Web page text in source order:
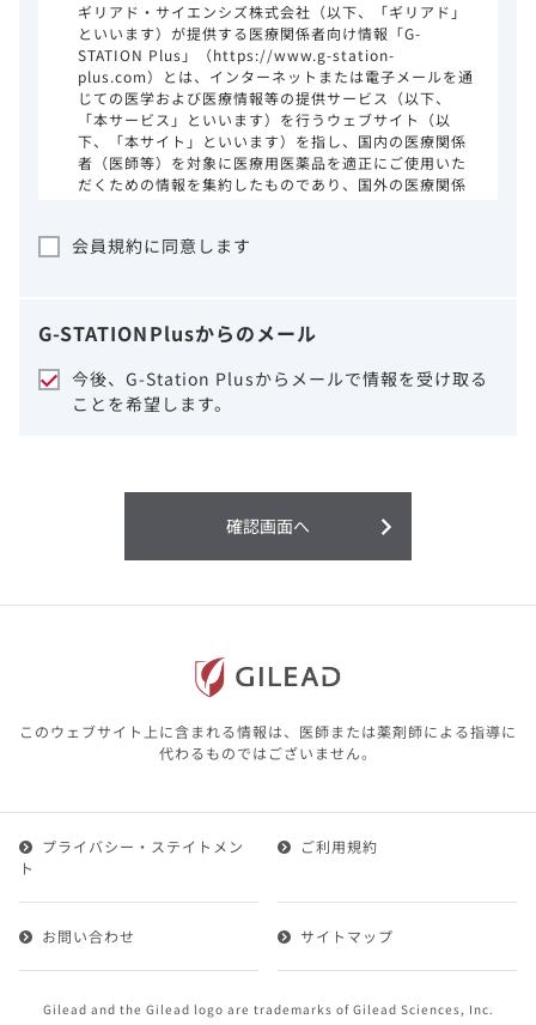
ギリアド・サイエンシズ株式会社（以下、「ギリアド」
といいます）が提供する医療関係者向け情報「G-
STATION Plus」（https://www.g-station-
plus.com）とは、インターネットまたは電子メールを通
じての医学および医療情報等の提供サービス（以下、
「本サービス」といいます）を行うウェブサイト（以
下、「本サイト」といいます）を指し、国内の医療関係
者（医師等）を対象に医療用医薬品を適正にご使用いた
だくための情報を集約したものであり、国外の医療関係
事項をご熟読いただき、同意された場合のみご利用くだ
ギリアドは、本サイトのコンテンツについて
細心の注意を払い、正確かつ最新の情報を提
供するように努力をしておりますが、正確
性、確実性、妥当性、有用性、ご利用になら
利用することまたは利用できなかったことよ
り生じる損害については一切の責任を負いか
含む）の情報は、その製品またはその製品の
本サイト内の情報は、医師その他医療関係者
が行なうべきアドバイスやサービスを提供す
るものではありません。本サイトに表示され
ている情報は、決して、医師その他医療関係
1.会員とは、医療関係者の方で、本サービスの利用規約
ービスに登録を申し込みギリアドがこれを承認した方を
いいます。
けることができます。
会員規約に同意します
G-STATIONPlusからのメール
今後、G-Station Plusからメールで情報を受け取る
ことを希望します。
確認画面へ
このウェブサイト上に含まれる情報は、医師または薬剤師による指導に
代わるものではございません。
Gilead and the Gilead logo are trademarks of Gilead Sciences, Inc.
プライバシー・ステイトメン
ト
ご利用規約
お問い合わせ サイトマップ